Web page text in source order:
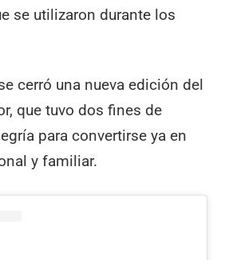
se utilizaron durante los
cerró una nueva edición del
que tuvo dos fines de
para convertirse ya en
y familiar.